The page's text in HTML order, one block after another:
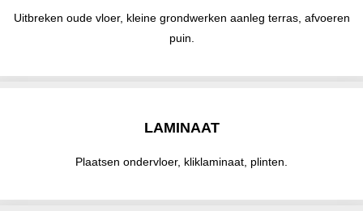
Uitbreken oude vloer, kleine grondwerken aanleg terras, afvoeren
puin.
LAMINAAT
Plaatsen ondervloer, kliklaminaat, plinten.